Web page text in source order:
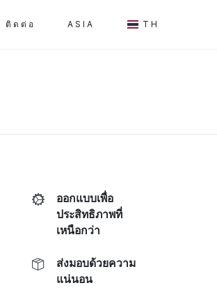
ติดต่อ ASIA TH
ออกแบบเพื่อ
ประสิทธิภาพที่
เหนือกว่า
ส่งมอบด้วยความ
แน่นอน